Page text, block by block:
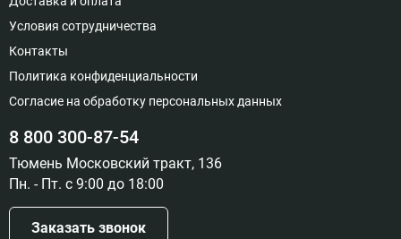
Условия сотрудничества
Контакты
Политика конфиденциальности
Согласие на обработку персональных данных
8 800 300-87-54
Тюмень Московский тракт, 136
Пн. - Пт. с 9:00 до 18:00
Заказать звонок